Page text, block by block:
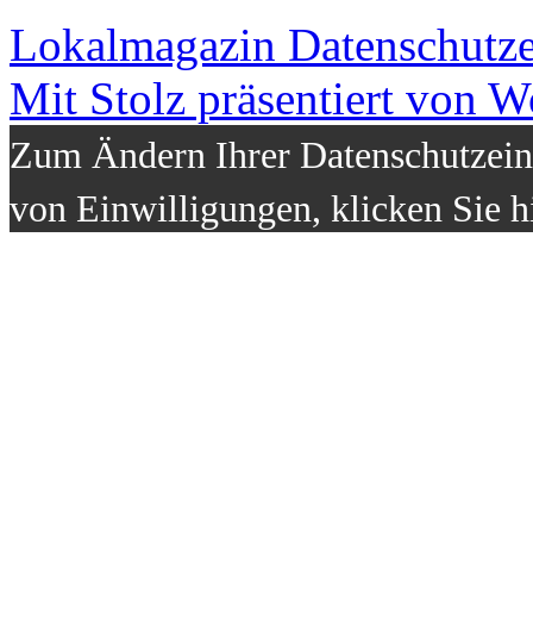
Lokalmagazin
Mit Stolz präsentiert von
Zum Ändern Ihrer
von Einwilligungen, klicken Sie